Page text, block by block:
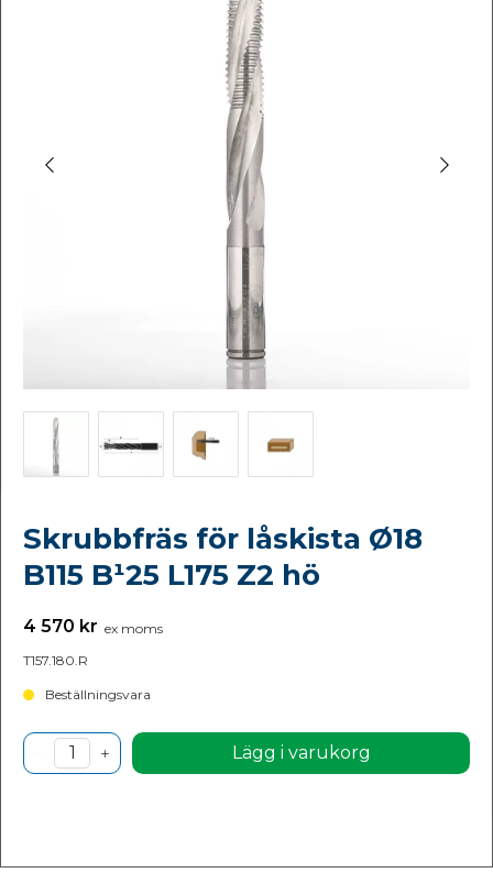
Skrubbfräs för låskista Ø18
B115 B¹25 L175 Z2 hö
4 570 kr ex moms
T157.180.R
Beställningsvara
Lägg i varukorg